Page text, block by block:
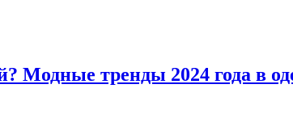
Модные тренды 2024 года в